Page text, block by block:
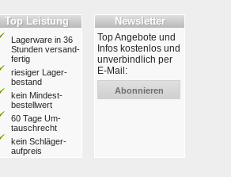
Top Leistung
Lagerware in 36
Stunden ver­sand­
fertig
riesiger Lager­
bestand
kein Mindest­
bestell­wert
60 Tage Um­
tausch­recht
kein Schläger­
aufpreis
Newsletter
Top Angebote und
Infos kostenlos und
unverbindlich per
E-Mail:
Abonnieren